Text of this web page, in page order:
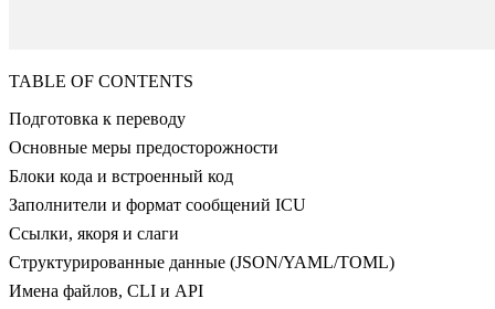
TABLE OF CONTENTS
Подготовка к переводу
Основные меры предосторожности
Блоки кода и встроенный код
Заполнители и формат сообщений ICU
Ссылки, якоря и слаги
Структурированные данные (JSON/YAML/TOML)
Имена файлов, CLI и API